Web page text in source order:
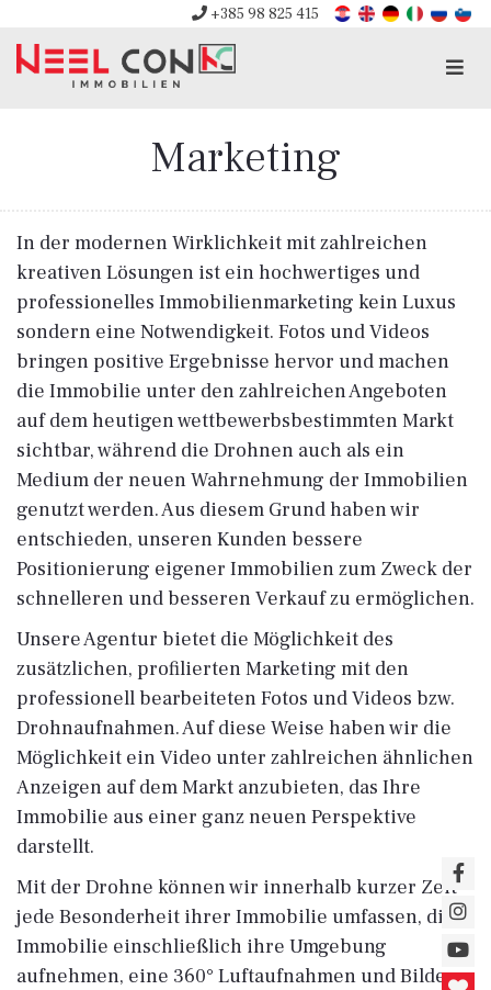
+385 98 825 415
Marketing
In der modernen Wirklichkeit mit zahlreichen
kreativen Lösungen ist ein hochwertiges und
professionelles Immobilienmarketing kein Luxus
sondern eine Notwendigkeit. Fotos und Videos
bringen positive Ergebnisse hervor und machen
die Immobilie unter den zahlreichen Angeboten
auf dem heutigen wettbewerbsbestimmten Markt
sichtbar, während die Drohnen auch als ein
Medium der neuen Wahrnehmung der Immobilien
genutzt werden. Aus diesem Grund haben wir
entschieden, unseren Kunden bessere
Positionierung eigener Immobilien zum Zweck der
schnelleren und besseren Verkauf zu ermöglichen.
Unsere Agentur bietet die Möglichkeit des
zusätzlichen, profilierten Marketing mit den
professionell bearbeiteten Fotos und Videos bzw.
Drohnaufnahmen. Auf diese Weise haben wir die
Möglichkeit ein Video unter zahlreichen ähnlichen
Anzeigen auf dem Markt anzubieten, das Ihre
Immobilie aus einer ganz neuen Perspektive
darstellt.
Mit der Drohne können wir innerhalb kurzer Zeit
jede Besonderheit ihrer Immobilie umfassen, die
Immobilie einschließlich ihre Umgebung
aufnehmen, eine 360° Luftaufnahmen und Bilder